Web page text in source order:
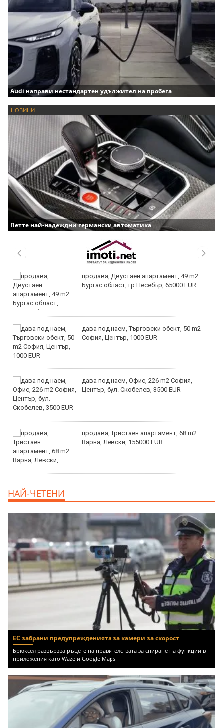
Audi направи нестандартен удължител на пробега
НОВИНИ
Петте най-надеждни германски автоматика
продава, Двустаен апартамент, 49 m2
Бургас област, гр.Несебър, 65000 EUR
дава под наем, Търговски обект, 50 m2
София, Център, 1000 EUR
дава под наем, Офис, 226 m2 София,
Център, бул. Скобелев, 3500 EUR
продава, Тристаен апартамент, 68 m2
Варна, Левски, 155000 EUR
НАЙ-ЧЕТЕНИ
ЕС забрани предупрежденията за камери за скорост
Брюксел развързва ръцете на правителствата за спиране на функции в
приложения като Waze и Google Maps